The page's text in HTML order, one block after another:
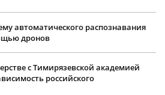
автоматического распознавания
дронов
с Тимирязевской академией
российского